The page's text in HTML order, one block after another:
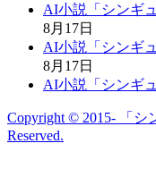
AI小説「シンギ
8月17日
AI小説「シンギ
8月17日
AI小説「シンギ
Copyright © 2015- 「シ
Reserved.